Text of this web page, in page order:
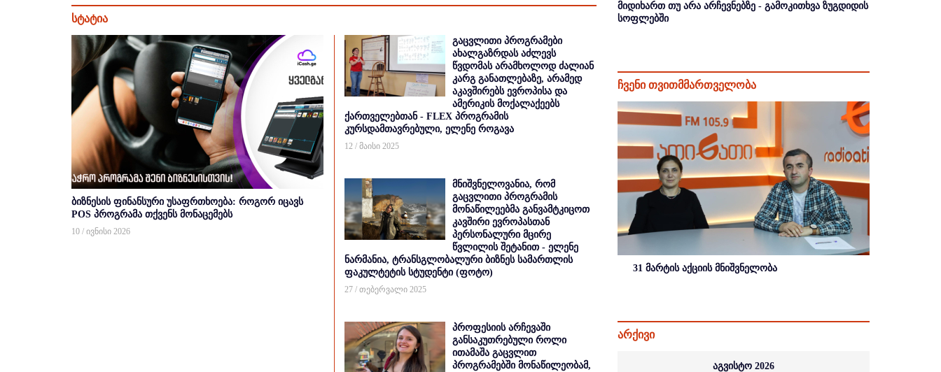
სტატია
ბიზნესის ფინანსური უსაფრთხოება: როგორ იცავს
POS პროგრამა თქვენს მონაცემებს
10 / ივნისი 2026
გაცვლითი პროგრამები
ახალგაზრდას აძლევს
წვდომას არამხოლოდ ძალიან
კარგ განათლებაზე, არამედ
აკავშირებს ევროპისა და
ამერიკის მოქალაქეებს
ქართველებთან - FLEX პროგრამის
კურსდამთავრებული, ელენე როგავა
12 / მაისი 2025
მნიშვნელოვანია, რომ
გაცვლითი პროგრამის
მონაწილეებმა განვამტკიცოთ
კავშირი ევროპასთან
პერსონალური მცირე
წვლილის შეტანით - ელენე
ნარმანია, ტრანსგლობალური ბიზნეს სამართლის
ფაკულტეტის სტუდენტი (ფოტო)
27 / თებერვალი 2025
პროფესიის არჩევაში
განსაკუთრებული როლი
ითამაშა გაცვლით
პროგრამებში მონაწილეობამ,
მიდიხართ თუ არა არჩევნებზე - გამოკითხვა ზუგდიდის
სოფლებში
ჩვენი თვითმმართველობა
31 მარტის აქციის მნიშვნელობა
არქივი
აგვისტო 2026